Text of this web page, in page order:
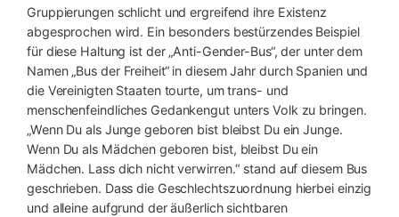
Gruppierungen schlicht und ergreifend ihre Existenz
abgesprochen wird. Ein besonders bestürzendes Beispiel
für diese Haltung ist der „Anti-Gender-Bus“, der unter dem
Namen „Bus der Freiheit“ in diesem Jahr durch Spanien und
die Vereinigten Staaten tourte, um trans- und
menschenfeindliches Gedankengut unters Volk zu bringen.
„Wenn Du als Junge geboren bist bleibst Du ein Junge.
Wenn Du als Mädchen geboren bist, bleibst Du ein
Mädchen. Lass dich nicht verwirren.“ stand auf diesem Bus
geschrieben. Dass die Geschlechtszuordnung hierbei einzig
und alleine aufgrund der äußerlich sichtbaren